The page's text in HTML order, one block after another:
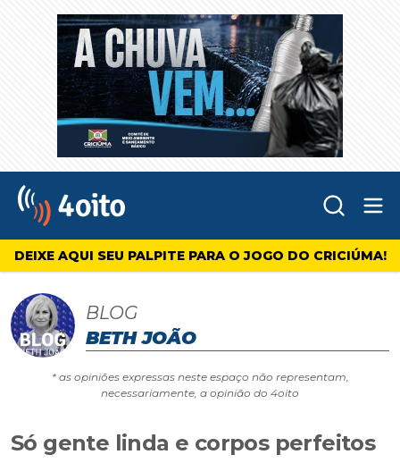
4oito
DEIXE AQUI SEU PALPITE PARA O JOGO DO CRICIÚMA!
BLOG
BETH JOÃO
* as opiniões expressas neste espaço não representam,
necessariamente, a opinião do 4oito
Só gente linda e corpos perfeitos